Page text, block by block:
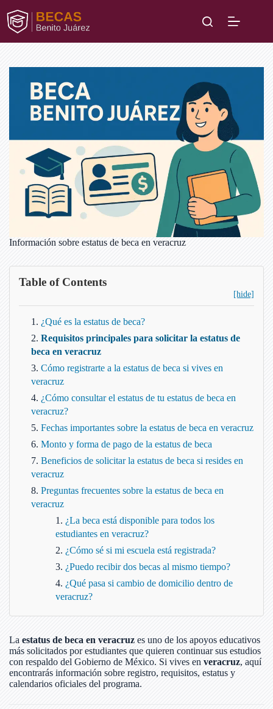
contenido
Información sobre estatus de beca en veracruz
Table of Contents
[hide]
¿Qué es la estatus de beca?
Requisitos principales para solicitar la estatus de
beca en veracruz
Cómo registrarte a la estatus de beca si vives en
veracruz
¿Cómo consultar el estatus de tu estatus de beca en
veracruz?
Fechas importantes sobre la estatus de beca en veracruz
Monto y forma de pago de la estatus de beca
Beneficios de solicitar la estatus de beca si resides en
veracruz
Preguntas frecuentes sobre la estatus de beca en
veracruz
¿La beca está disponible para todos los
estudiantes en veracruz?
¿Cómo sé si mi escuela está registrada?
¿Puedo recibir dos becas al mismo tiempo?
¿Qué pasa si cambio de domicilio dentro de
veracruz?
La estatus de beca en veracruz es uno de los apoyos educativos
más solicitados por estudiantes que quieren continuar sus estudios
con respaldo del Gobierno de México. Si vives en veracruz, aquí
encontrarás información sobre registro, requisitos, estatus y
calendarios oficiales del programa.